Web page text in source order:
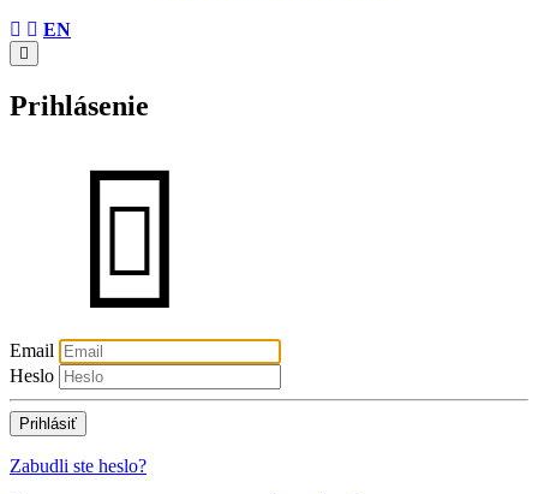
EN
Prihlásenie
Email
Heslo
Zabudli ste heslo?